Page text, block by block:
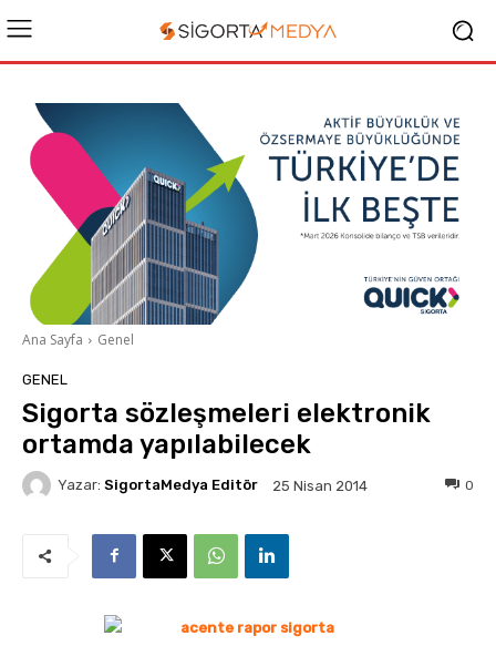
Ana Sayfa Genel
GENEL
Sigorta sözleşmeleri elektronik
ortamda yapılabilecek
Yazar: SigortaMedya Editör 25 Nisan 2014 0